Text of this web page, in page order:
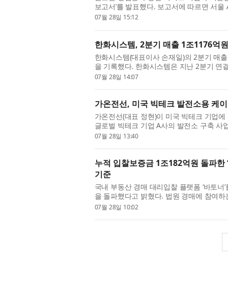
보고서’를 발표했다. 보고서에 따르면 서
승한 5.8%를 기록했다. 이는 2021년 3분
07월 28일 15:12
한화시스템, 2분기 매출 1조1176억
한화시스템(대표이사 손재일)의 2분기 매
을 기록했다. 한화시스템은 지난 2분기 연
기록해 전년 동기 대비 각각 45%, 219%
07월 28일 14:07
가온전선, 미국 빅테크 발전소용 케
가온전선(대표 정현)이 미국 빅테크 기업
글로벌 빅테크 기업 A사의 발전소 구축
밝혔다. 이번 사업은 미국 빅테크 기업이
07월 28일 13:40
누적 입찰보증금 1조182억원 돌파한
기준
국내 부동산 경매 대리입찰 플랫폼 ‘바토
을 돌파했다고 밝혔다. 법원 경매에 참여
이는 것은 드문 일로, 회사는 ‘안전 장치가
07월 28일 10:02